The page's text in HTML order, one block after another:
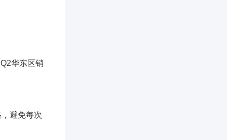
华东区销
避免每次